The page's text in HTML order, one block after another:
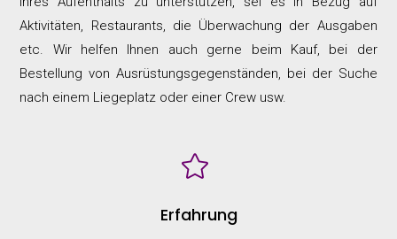
Aktivitäten, Restaurants, die Überwachung der Ausgaben
etc. Wir helfen Ihnen auch gerne beim Kauf, bei der
Bestellung von Ausrüstungsgegenständen, bei der Suche
nach einem Liegeplatz oder einer Crew usw.

Erfahrung